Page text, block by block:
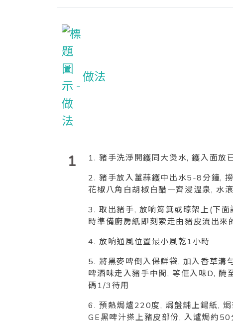
做法
1 1. 豬手洗淨開鑊同大煲水, 鑊入面放
2. 豬手放入薑蒜鑊中出水5-8分鐘,
花椒八角白胡椒白醋一齊浸溫泉, 水
3. 取出豬手, 放响筲箕或晾架上(下
時準備廚房紙即刻索走由豬皮流出來
4. 放响通風位置最小風乾1小時
5. 將黑麥啤倒入保鮮袋, 加入香草溝
啤酒味走入豬手中間, 等佢入味D,
碼1/3待用
6. 預熱焗爐220度, 焗盤舖上鍚紙,
GE黑啤汁搽上豬皮部份, 入爐焗約